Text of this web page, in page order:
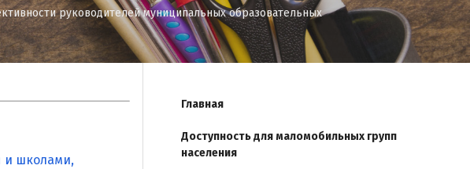
руководителей муниципальных образовательных
и школами,
Главная
Доступность для маломобильных групп
населения